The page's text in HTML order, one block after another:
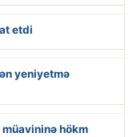
etdi
yeniyetmə
hökm